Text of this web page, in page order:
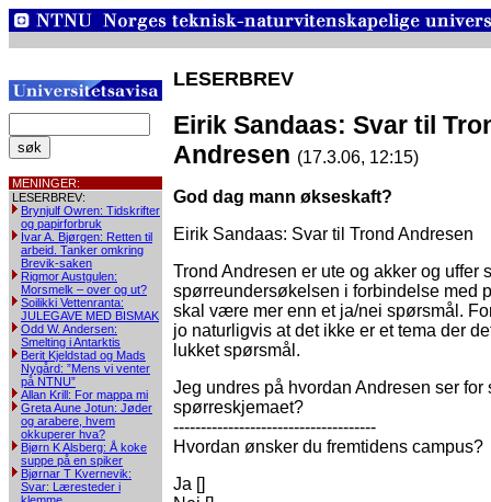
MENINGER:
LESERBREV:
Brynjulf Owren: Tidskrifter
og papirforbruk
Ivar A. Bjørgen: Retten til
arbeid. Tanker omkring
Brevik-saken
Rigmor Austgulen:
Morsmelk – over og ut?
Soilikki Vettenranta:
JULEGAVE MED BISMAK
Odd W. Andersen:
Smelting i Antarktis
Berit Kjeldstad og Mads
Nygård: ”Mens vi venter
på NTNU”
Allan Krill: For mappa mi
Greta Aune Jotun: Jøder
og arabere, hvem
okkuperer hva?
Bjørn K Alsberg: Å koke
suppe på en spiker
Bjørnar T Kvernevik:
Svar: Læresteder i
LESERBREV
Eirik Sandaas: Svar til
Andresen (17.3.06, 12:15)
God dag mann økseskaft?
Eirik Sandaas: Svar til Trond Andresen
Trond Andresen er ute og akker og uffer
spørreundersøkelsen i forbindelse med
skal være mer enn et ja/nei spørsmål.
jo naturligvis at det ikke er et tema der
lukket spørsmål.
Jeg undres på hvordan Andresen ser for
spørreskjemaet?
-------------------------------------
Hvordan ønsker du fremtidens campus?
Ja []